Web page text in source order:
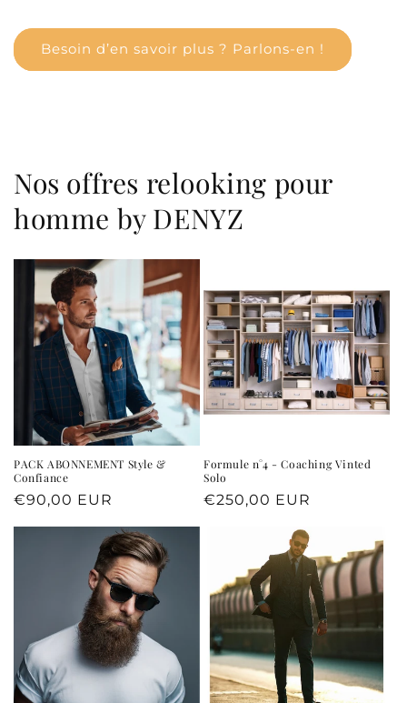
Besoin d’en savoir plus ? Parlons-en !
Nos offres relooking pour
homme by DENYZ
PACK ABONNEMENT Style &
Confiance
Prix
€90,00 EUR
Formule n°4 - Coaching Vinted
Solo
Prix
€250,00 EUR